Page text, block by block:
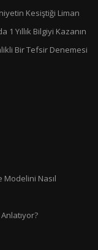
Kesiştiği Liman
1 Yıllık Bilgiyi Kazanın
Bir Tefsir Denemesi
Modelini Nasıl